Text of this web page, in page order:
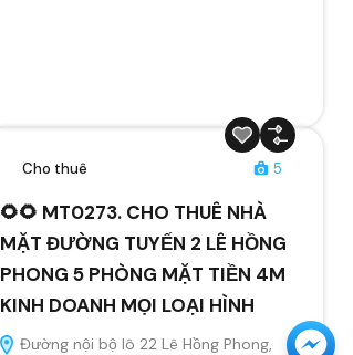
Cho thuê 5
🌻🌻 MT0273. CHO THUÊ NHÀ
MẶT ĐƯỜNG TUYẾN 2 LÊ HỒNG
PHONG 5 PHÒNG MẶT TIỀN 4M
KINH DOANH MỌI LOẠI HÌNH
Đường nội bộ lô 22 Lê Hồng Phong,